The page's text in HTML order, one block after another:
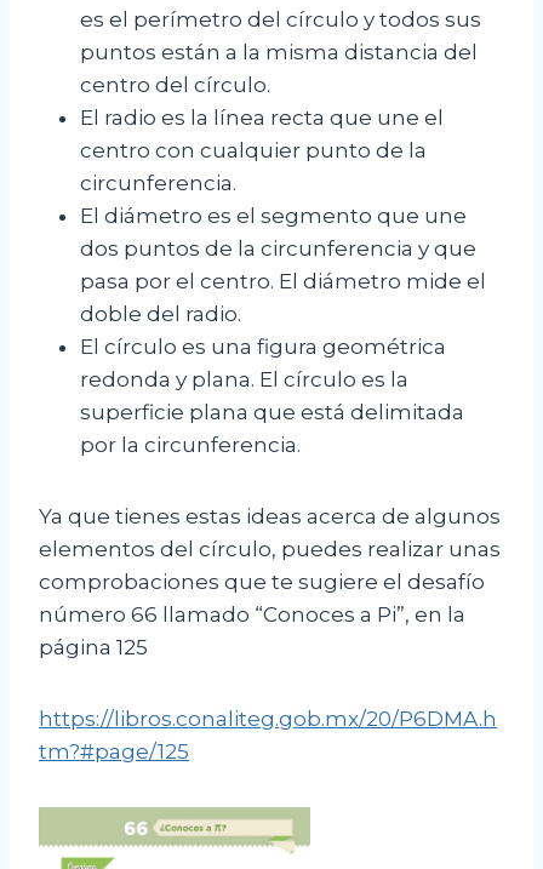
es el perímetro del círculo y todos sus
puntos están a la misma distancia del
centro del círculo.
El radio es la línea recta que une el
centro con cualquier punto de la
circunferencia.
El diámetro es el segmento que une
dos puntos de la circunferencia y que
pasa por el centro. El diámetro mide el
doble del radio.
El círculo es una figura geométrica
redonda y plana. El círculo es la
superficie plana que está delimitada
por la circunferencia.
Ya que tienes estas ideas acerca de algunos
elementos del círculo, puedes realizar unas
comprobaciones que te sugiere el desafío
número 66 llamado “Conoces a Pi”, en la
página 125
https://libros.conaliteg.gob.mx/20/P6DMA.h
tm?#page/125